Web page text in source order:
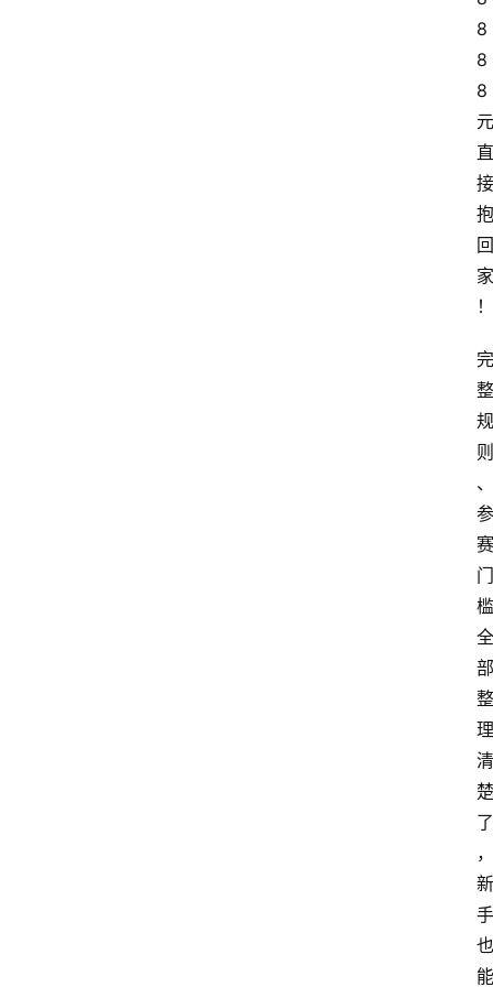
8
8
8
元
直
接
抱
回
家
！
完
整
规
则
、
参
赛
门
槛
全
部
整
理
清
楚
了
，
新
手
也
能